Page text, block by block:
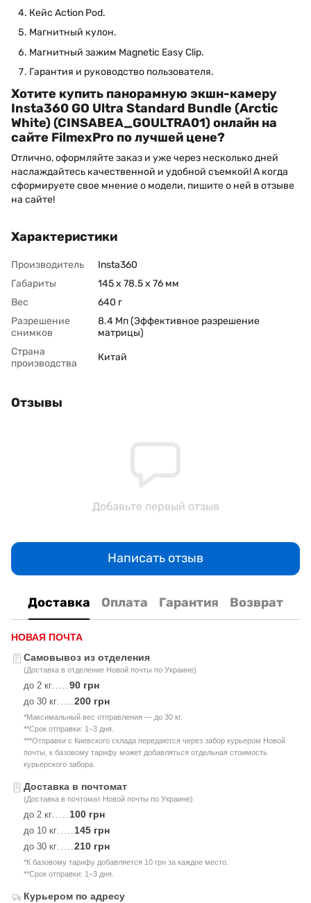
Кейс Action Pod.
Магнитный кулон.
Магнитный зажим Magnetic Easy Clip.
Гарантия и руководство пользователя.
Хотите купить панорамную экшн-камеру
Insta360 GO Ultra Standard Bundle (Arctic
White) (CINSABEA_GOULTRA01) онлайн на
сайте FilmexPro по лучшей цене?
Отлично, оформляйте заказ и уже через несколько дней
наслаждайтесь качественной и удобной съемкой! А когда
сформируете свое мнение о модели, пишите о ней в отзыве
на сайте!
Характеристики
Производитель
Insta360
Габариты
145 x 78.5 x 76 мм
Вес
640 г
Разрешение
снимков
8.4 Мп (Эффективное разрешение
матрицы)
Страна
производства
Китай
Отзывы
Добавьте первый отзыв
Написать отзыв
Доставка Оплата Гарантия Возврат
НОВАЯ ПОЧТА
Самовывоз из отделения
(Доставка в отделение Новой почты по Украине)
до 2 кг 90 грн
до 30 кг 200 грн
*Максимальный вес отправления — до 30 кг.
**Срок отправки: 1–3 дня.
***Отправки с Киевского склада передаются через забор курьером Новой
почты, к базовому тарифу может добавляться отдельная стоимость
курьерского забора.
Доставка в почтомат
(Доставка в почтомат Новой почты по Украине)
до 2 кг 100 грн
до 10 кг 145 грн
до 30 кг 210 грн
*К базовому тарифу добавляется 10 грн за каждое место.
**Срок отправки: 1–3 дня.
Курьером по адресу